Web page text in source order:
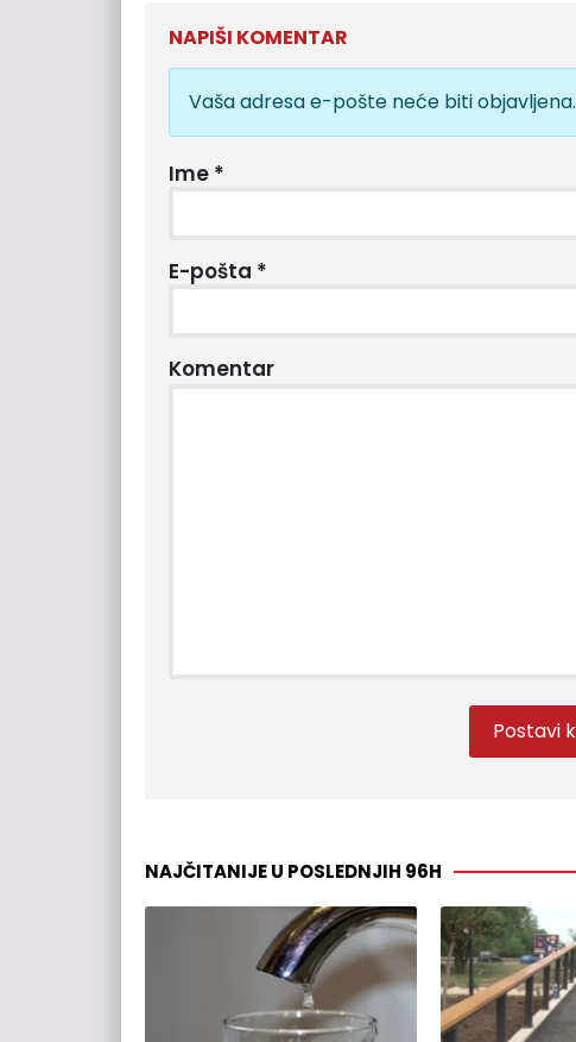
NAPIŠI KOMENTAR
Vaša adresa e-pošte neće biti objavljena.
Ime *
E-pošta *
Komentar
NAJČITANIJE U POSLEDNJIH 96H